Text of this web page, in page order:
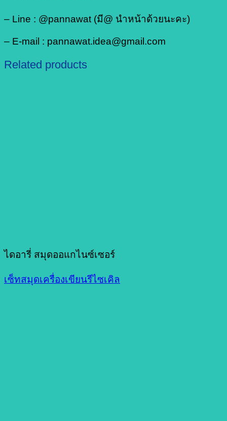
– Line : @pannawat (มี@ นำหน้าด้วยนะคะ)
– E-mail : pannawat.idea@gmail.com
Related products
ไดอารี่ สมุดออแกไนซ์เซอร์
เซ็ทสมุดเครื่องเขียนรีไซเคิล